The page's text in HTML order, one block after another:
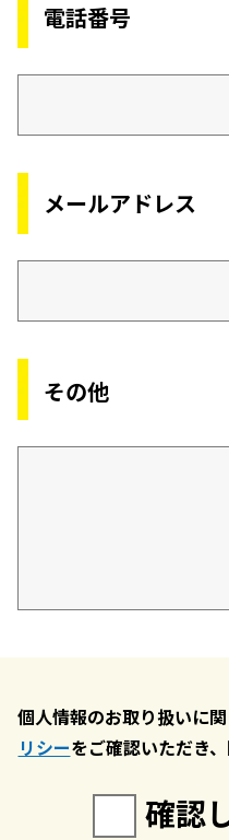
電話番号
メールアドレス
その他
個人情報のお取り扱いに
リシーをご確認いただき
確認